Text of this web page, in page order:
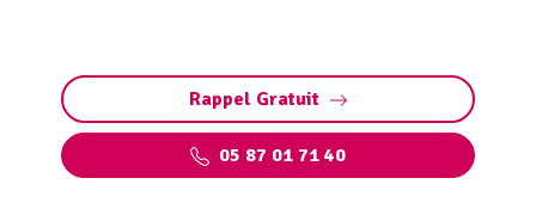
Rappel Gratuit
05 87 01 71 40